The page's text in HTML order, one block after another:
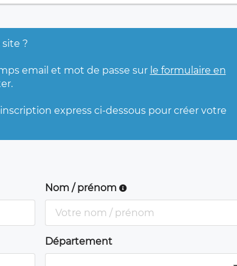
?
email et mot de passe sur le formulaire en
express ci-dessous pour créer votre
Nom / prénom
Département